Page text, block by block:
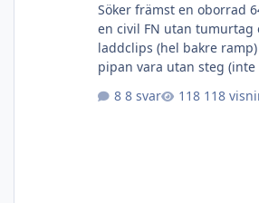
Söker främst en oborrad
en civil FN utan tumurtag
laddclips (hel bakre
pipan vara utan steg
ska vara fin och utan
8 svar 118